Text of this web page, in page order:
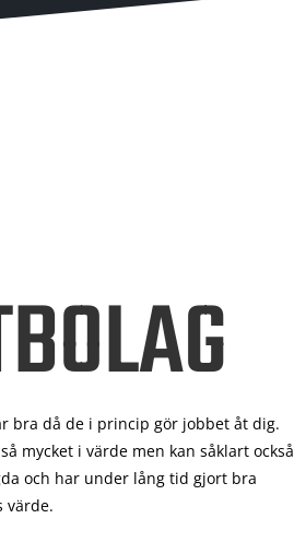
bra då de i princip gör jobbet åt dig.
mycket i värde men kan såklart också
och har under lång tid gjort bra
värde.